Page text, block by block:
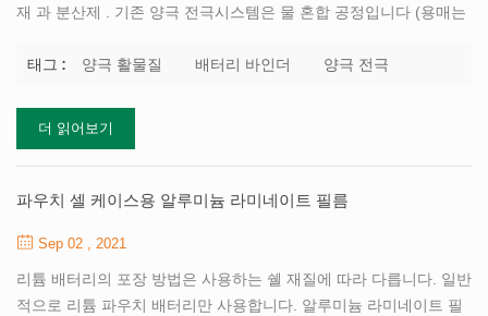
재 과 분산제 . 기존 양극 전극시스템은 물 혼합 공정입니다 (용매는
다. 이 프로세스 필요 : 탈 이온수의 전도도 ≤1us / cm. 작업장 온도
자 압출 마찰은 심각한 열을 생성 중 건조 혼합) 15의 저속으로 ~
태그 : 양극 활물질 배터리 바인더 양극 전극
더 읽어보기
파우치 셀 케이스용 알루미늄 라미네이트 필름
Sep 02 , 2021
리튬 배터리의 포장 방법은 사용하는 쉘 재질에 따라 다릅니다. 일반
적으로 리튬 파우치 배터리만 사용합니다. 알루미늄 라미네이트 필